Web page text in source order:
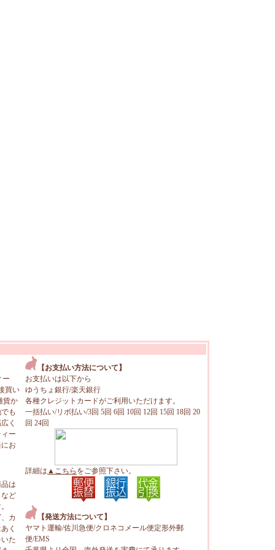
ー
買い
貨か
も
く
ー
お
は
ど
カ
く
た
【お支払い方法について】
お支払いは以下から
ゆうちょ銀行/楽天銀行
各種クレジットカードがご利用いただけます。
一括払い/リボ払い/3回 5回 6回 10回 12回 15回 18回 20
回 24回
詳細は ▲こちら をご参照下さい。
【発送方法について】
ヤマト運輸/佐川急便/クロネコメール便定形外郵
便/EMS